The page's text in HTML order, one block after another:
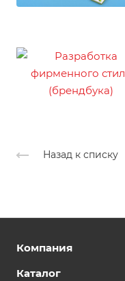
Назад к списку
Компания
Каталог